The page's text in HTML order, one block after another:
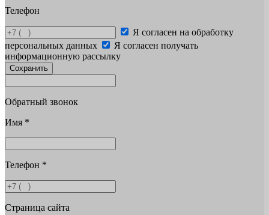
Телефон
Я согласен на обработку
персональных данных
Я согласен получать
информационную рассылку
Сохранить
Обратный звонок
Имя *
Телефон *
Страница сайта